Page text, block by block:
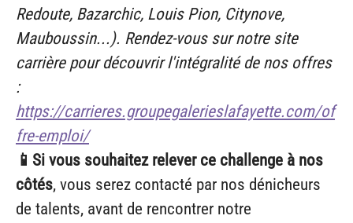
Redoute, Bazarchic, Louis Pion, Citynove,
Mauboussin...). Rendez-vous sur notre site
carrière pour découvrir l'intégralité de nos offres
:
https://carrieres.groupegalerieslafayette.com/of
fre-emploi/
📱Si vous souhaitez relever ce challenge à nos
côtés, vous serez contacté par nos dénicheurs
de talents, avant de rencontrer notre